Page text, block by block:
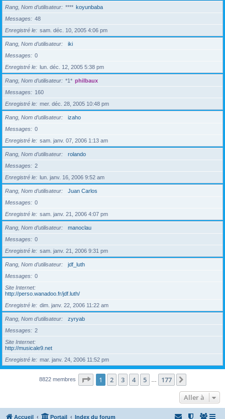
Rang, Nom d’utilisateur **** koyunbaba
Messages
48
Enregistré le
sam. déc. 10, 2005 4:06 pm
Rang, Nom d’utilisateur
iki
Messages
0
Enregistré le
lun. déc. 12, 2005 5:38 pm
Rang, Nom d’utilisateur *1* philbaux
Messages
160
Enregistré le
mer. déc. 28, 2005 10:48 pm
Rang, Nom d’utilisateur
izaho
Messages
0
Enregistré le
sam. janv. 07, 2006 1:13 am
Rang, Nom d’utilisateur
rolando
Messages
2
Enregistré le
lun. janv. 16, 2006 9:52 am
Rang, Nom d’utilisateur
Juan Carlos
Messages
0
Enregistré le
sam. janv. 21, 2006 4:07 pm
Rang, Nom d’utilisateur
manoclau
Messages
0
Enregistré le
sam. janv. 21, 2006 9:31 pm
Rang, Nom d’utilisateur
jdf_luth
Messages
0
Site Internet
http://perso.wanadoo.fr/jdf.luth/
Enregistré le
dim. janv. 22, 2006 11:22 am
Rang, Nom d’utilisateur
zyryab
Messages
2
Site Internet
http://musicale9.net
Enregistré le
mar. janv. 24, 2006 11:52 pm
8822 membres Page 1sur177
1 2 3 4 5 177
Aller à
Accueil Portail Index du forum